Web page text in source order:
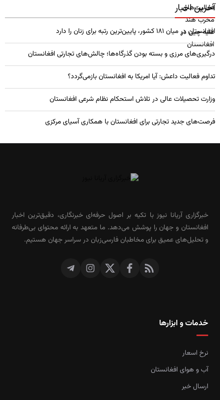
آخرین اخبار
افغانستان در میان ۱۸۱ کشور، پایین‌ترین رتبه برای زنان را دارد
درگیری‌های مرزی و بسته بودن گذرگاه‌ها؛ چالش‌های تجارتی افغانستان
تداوم فعالیت داعش: آیا امریکا به افغانستان بازمی‌گردد؟
وزارت تحصیلات عالی در تلاش استحکام نظام شرعی افغانستان
فرصت‌های جدید تجارتی برای افغانستان با همکاری آسیای مرکزی
خبرگزاری آریانا نیوز با تکیه بر اصول حرفه‌ای خبرنگاری، دقیق‌ترین اخبار
افغانستان و جهان را پوشش می‌دهد. ما متعهد به ارائه محتوای بی‌طرفانه
و تحلیل‌های عمیق برای مخاطبان فارسی‌زبان در سراسر جهان هستیم.
خدمات و ابزارها
نرخ اسعار
آب و هوای افغانستان
ارسال خبر